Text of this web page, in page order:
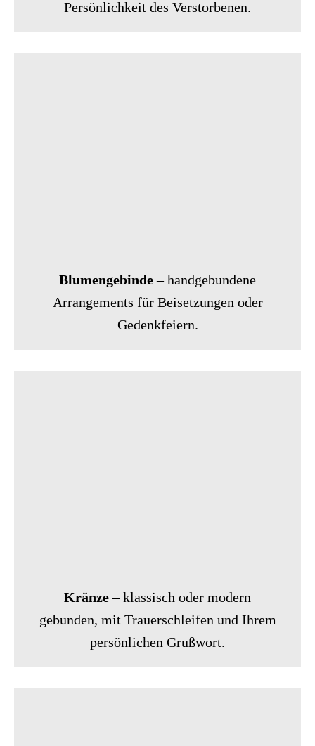
Persönlichkeit des Verstorbenen.
Blumengebinde– handgebundene
Arrangements für Beisetzungen oder
Gedenkfeiern.
Kränze– klassisch oder modern
gebunden, mit Trauerschleifen und Ihrem
persönlichen Grußwort.